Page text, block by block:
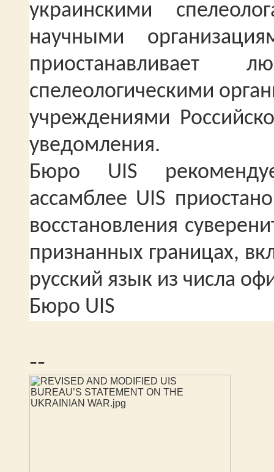
украинскими
научными
приостанавливает
спелеологическими
учреждениями
уведомления.
Бюро UIS
ассамблее UIS
восстановления
признанных границах,
русский язык из числа
Бюро UIS
--